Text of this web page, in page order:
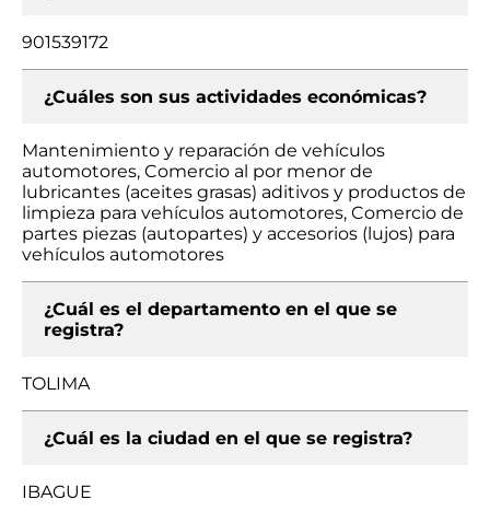
901539172
¿Cuáles son sus actividades económicas?
Mantenimiento y reparación de vehículos
automotores, Comercio al por menor de
lubricantes (aceites grasas) aditivos y productos de
limpieza para vehículos automotores, Comercio de
partes piezas (autopartes) y accesorios (lujos) para
vehículos automotores
¿Cuál es el departamento en el que se
registra?
TOLIMA
¿Cuál es la ciudad en el que se registra?
IBAGUE